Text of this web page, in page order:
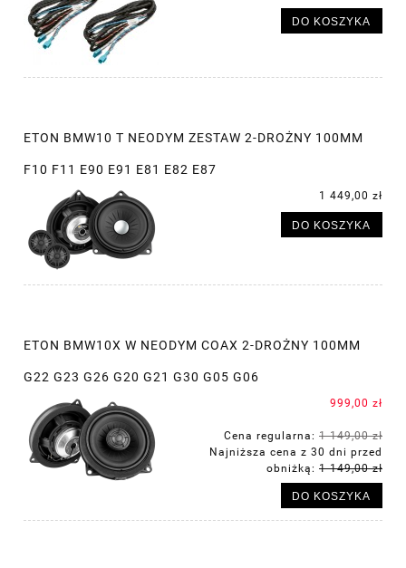
DO KOSZYKA
ETON BMW10 T NEODYM ZESTAW 2-DROŻNY 100MM
F10 F11 E90 E91 E81 E82 E87
1 449,00 zł
DO KOSZYKA
ETON BMW10X W NEODYM COAX 2-DROŻNY 100MM
G22 G23 G26 G20 G21 G30 G05 G06
999,00 zł
Cena regularna: 1 149,00 zł
Najniższa cena z 30 dni przed
obniżką: 1 149,00 zł
DO KOSZYKA